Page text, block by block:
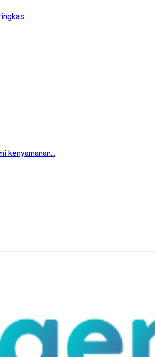
kenyamanan...